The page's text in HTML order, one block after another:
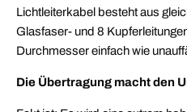
Lichtleiterkabel besteht aus
Glasfaser- und 8
Durchmesser einfach wie
Die Übertragung macht den